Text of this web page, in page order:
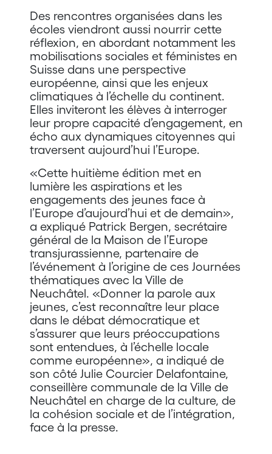
Des rencontres organisées dans les
écoles viendront aussi nourrir cette
réflexion, en abordant notamment les
mobilisations sociales et féministes en
Suisse dans une perspective
européenne, ainsi que les enjeux
climatiques à l’échelle du continent.
Elles inviteront les élèves à interroger
leur propre capacité d’engagement, en
écho aux dynamiques citoyennes qui
traversent aujourd’hui l’Europe.
«Cette huitième édition met en
lumière les aspirations et les
engagements des jeunes face à
l’Europe d’aujourd’hui et de demain»,
a expliqué Patrick Bergen, secrétaire
général de la Maison de l’Europe
transjurassienne, partenaire de
l’événement à l’origine de ces Journées
thématiques avec la Ville de
Neuchâtel. «Donner la parole aux
jeunes, c’est reconnaître leur place
dans le débat démocratique et
s’assurer que leurs préoccupations
sont entendues, à l’échelle locale
comme européenne», a indiqué de
son côté Julie Courcier Delafontaine,
conseillère communale de la Ville de
Neuchâtel en charge de la culture, de
la cohésion sociale et de l’intégration,
face à la presse.